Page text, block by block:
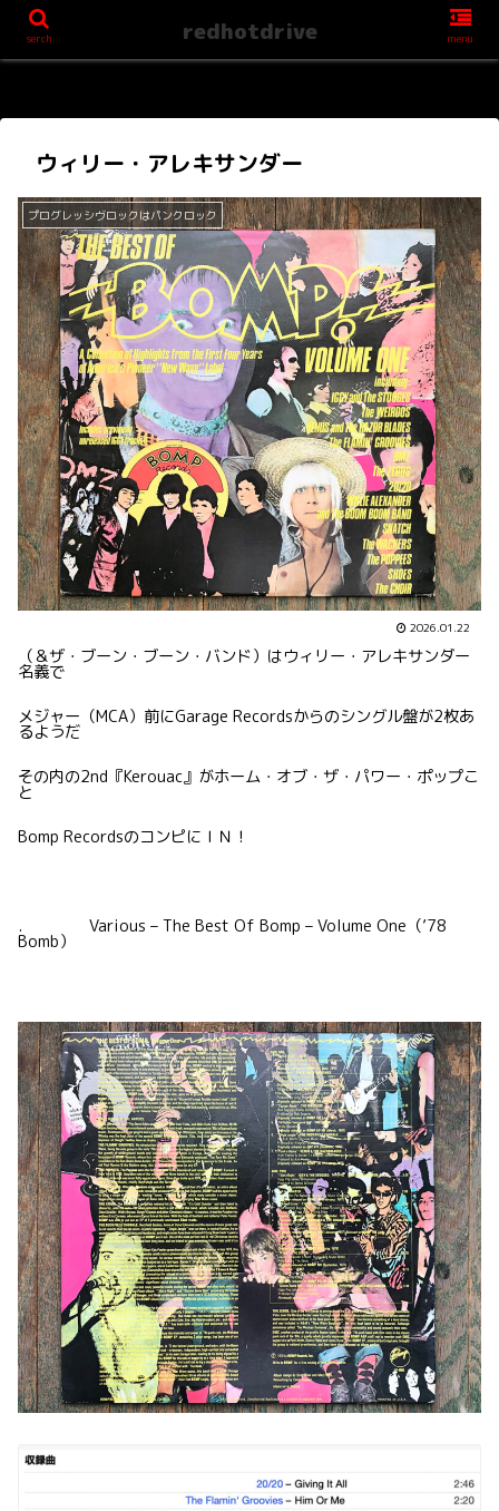
ウィリー・アレキサンダー
プログレッシヴロックはパンクロック
2026.01.22
（＆ザ・ブーン・ブーン・バンド）はウィリー・アレキサンダー
名義で
メジャー（MCA）前にGarage Recordsからのシングル盤が2枚あ
るようだ
その内の2nd『Kerouac』がホーム・オブ・ザ・パワー・ポップこ
と
Bomp RecordsのコンピにＩＮ！
. Various – The Best Of Bomp – Volume One（’78
Bomb）
serch redhotdrive menu